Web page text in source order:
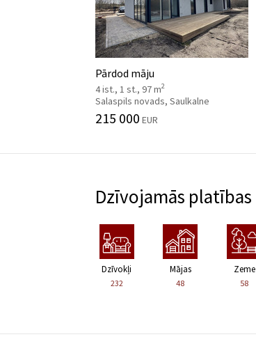
Pārdod māju
4 ist., 1 st., 97 m2
Salaspils novads, Saulkalne
215 000 EUR
Dzīvojamās platības
Dzīvokļi
232
Mājas
48
Zeme
58